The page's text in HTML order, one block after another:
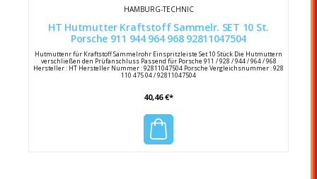
HAMBURG-TECHNIC
HT Hutmutter Kraftstoff Sammelr. SET 10 St.
Porsche 911 944 964 968 92811047504
Hutmuttenr für Kraftstoff Sammelrohr Einspritzleiste Set 10 Stück Die Hutmuttern
verschließen den Prüfanschluss Passend für Porsche 911 / 928 / 944 / 964 / 968
Hersteller : HT Hersteller Nummer : 92811047504 Porsche Vergleichsnummer : 928
110 475 04 / 92811047504
40,46 €*